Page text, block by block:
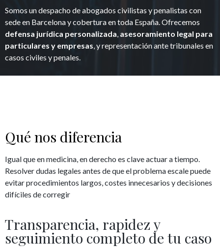
Somos un despacho de abogados civilistas y penalistas con
sede en Barcelona y cobertura en toda España. Ofrecemos
defensa jurídica personalizada, asesoramiento legal para
particulares y empresas, y representación ante tribunales en
casos civiles y penales.
Qué nos diferencia
Igual que en medicina, en derecho es clave actuar a tiempo.
Resolver dudas legales antes de que el problema escale puede
evitar procedimientos largos, costes innecesarios y decisiones
difíciles de corregir
Transparencia, rapidez y
seguimiento completo de tu caso